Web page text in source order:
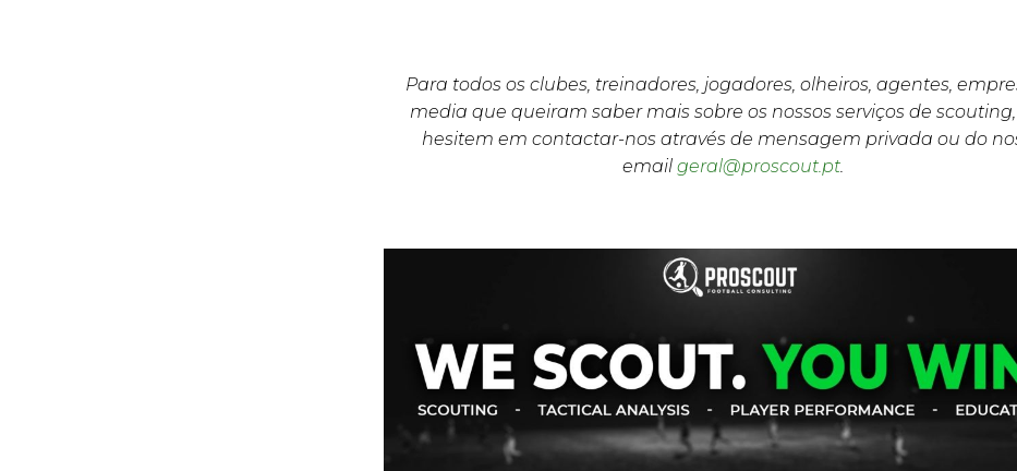
Para todos os clubes, treinadores, jogadores, olheiros, agentes,
media que queiram saber mais sobre os nossos serviços de
hesitem em contactar-nos através de mensagem privada ou do
email geral@proscout.pt.